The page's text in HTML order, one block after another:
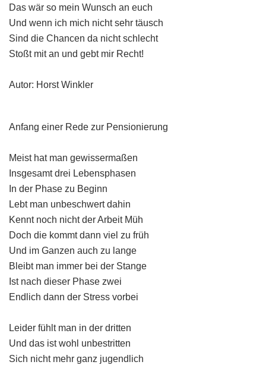
Das wär so mein Wunsch an euch
Und wenn ich mich nicht sehr täusch
Sind die Chancen da nicht schlecht
Stoßt mit an und gebt mir Recht!
Autor: Horst Winkler
Anfang einer Rede zur Pensionierung
Meist hat man gewissermaßen
Insgesamt drei Lebensphasen
In der Phase zu Beginn
Lebt man unbeschwert dahin
Kennt noch nicht der Arbeit Müh
Doch die kommt dann viel zu früh
Und im Ganzen auch zu lange
Bleibt man immer bei der Stange
Ist nach dieser Phase zwei
Endlich dann der Stress vorbei
Leider fühlt man in der dritten
Und das ist wohl unbestritten
Sich nicht mehr ganz jugendlich